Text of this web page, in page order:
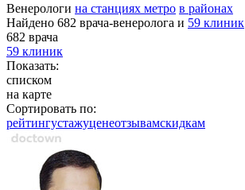
Венерологи на станциях метро в районах
Найдено 682 врача-венеролога и 59 клиник
682 врача
59 клиник
Показать:
списком
на карте
Сортировать по:
рейтингустажуценеотзывамcкидкам